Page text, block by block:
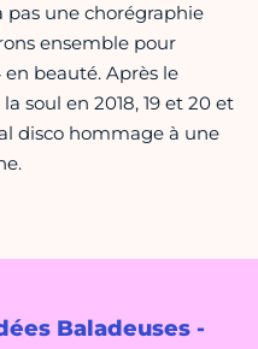
Baladeuses -
pas une chorégraphie
ensemble pour
beauté. Après le
soul en 2018, 19 et 20 et
disco hommage à une